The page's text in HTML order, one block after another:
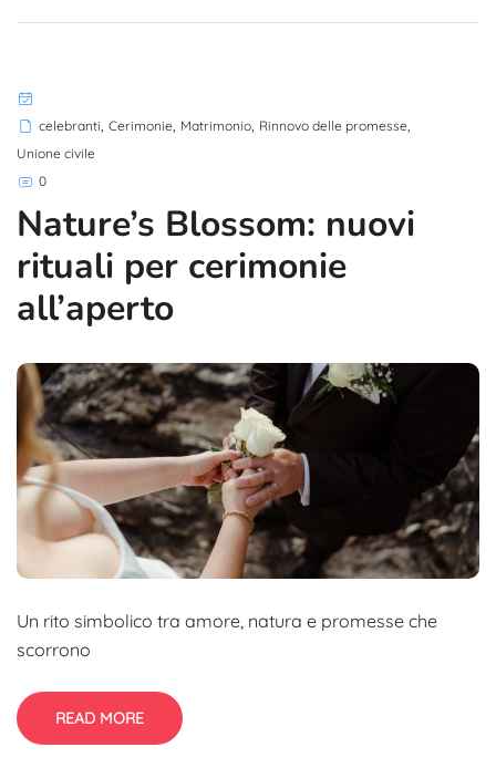
celebranti, Cerimonie, Matrimonio, Rinnovo delle promesse,
Unione civile
0
Nature’s Blossom: nuovi
rituali per cerimonie
all’aperto
Un rito simbolico tra amore, natura e promesse che
scorrono
READ MORE